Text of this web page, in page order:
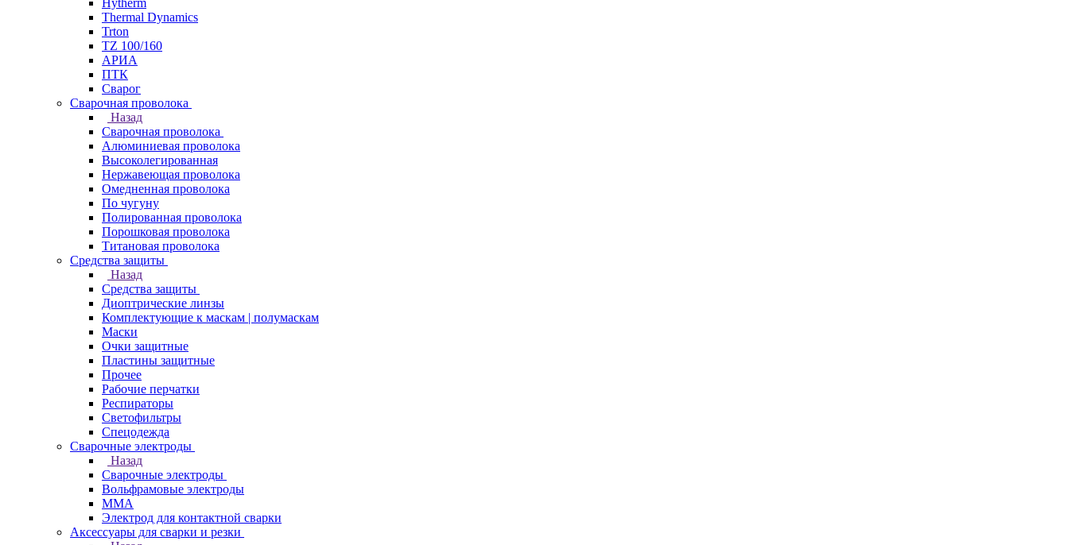
Hytherm
Thermal Dynamics
Trton
TZ 100/160
АРИА
ПТК
Сварог
Сварочная проволока
Назад
Сварочная проволока
Алюминиевая проволока
Высоколегированная
Нержавеющая проволока
Омедненная проволока
По чугуну
Полированная проволока
Порошковая проволока
Титановая проволока
Средства защиты
Назад
Средства защиты
Диоптрические линзы
Комплектующие к маскам | полумаскам
Маски
Очки защитные
Пластины защитные
Прочее
Рабочие перчатки
Респираторы
Светофильтры
Спецодежда
Сварочные электроды
Назад
Сварочные электроды
Вольфрамовые электроды
ММА
Электрод для контактной сварки
Аксессуары для сварки и резки